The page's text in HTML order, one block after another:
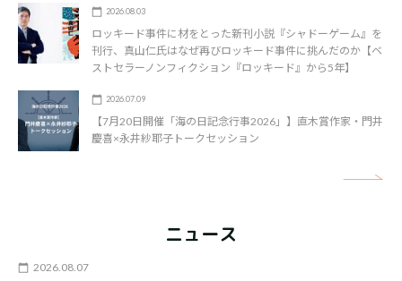
2026.08.03
ロッキード事件に材をとった新刊小説『シャドーゲーム』を
刊行、真山仁氏はなぜ再びロッキード事件に挑んだのか【ベ
ストセラーノンフィクション『ロッキード』から5年】
2026.07.09
【7月20日開催「海の日記念行事2026」】直木賞作家・門井
慶喜×永井紗耶子トークセッション
ニュース
2026.08.07